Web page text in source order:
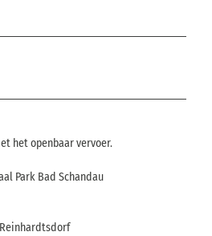
het openbaar vervoer.
Park Bad Schandau